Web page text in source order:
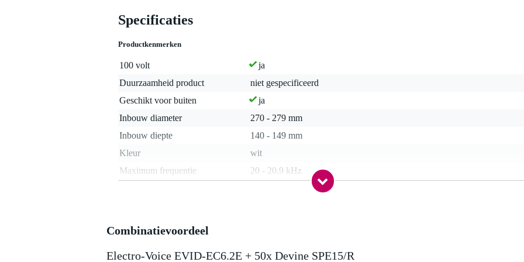
Specificaties
Productkenmerken
100 volt
ja
Duurzaamheid product
niet gespecificeerd
Geschikt voor buiten
ja
Inbouw diameter
270 - 279 mm
Inbouw diepte
140 - 149 mm
Kleur
wit
Maximum frequentie
20 - 20.9 kHz
Combinatievoordeel
Electro-Voice EVID-EC6.2E + 50x Devine SPE15/R